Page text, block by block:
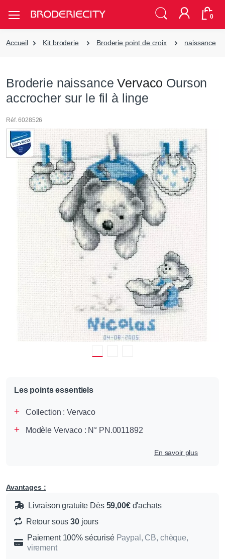
0
Accueil Kit broderie Broderie point de croix naissance
Broderie naissanceVervaco Ourson
accrocher sur le fil à linge
Réf. 6028526
Les points essentiels
Collection : Vervaco
Modèle Vervaco : N° PN.0011892
En savoir plus
Avantages :
Livraison gratuite Dès 59,00€d'achats
Retour sous30jours
Paiement 100% sécurisé Paypal, CB, chèque,
virement